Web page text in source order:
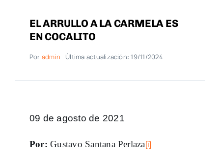
EL ARRULLO A LA CARMELA ES
EN COCALITO
Por admin Última actualización: 19/11/2024
09 de agosto de 2021
Por:Gustavo Santana Perlaza[i]